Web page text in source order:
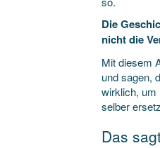
Die
nicht die
Mit diesem
und sagen,
wirklich, um
selber
Das